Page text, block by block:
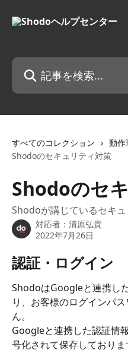
記事を検索...
すべてのコレクション
動作
Shodoのセキュリティ対策
Shodoのセ
Shodoが講じているセキ
対応者： 清原弘貴
2022年7月26日
認証・ログイン
ShodoはGoogleと連携し
り、お客様のログインパ
ん。
Googleと連携した認証情
号化されて保存しておりま